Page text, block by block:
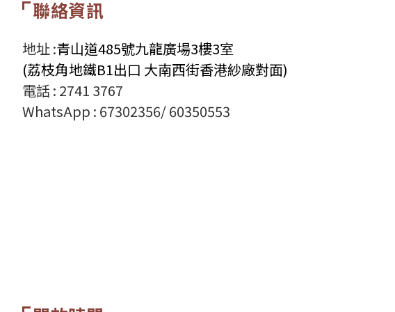
聯絡資訊
地址 :青山道485號九龍廣場3樓3室
(荔枝角地鐵B1出口 大南西街香港紗廠對面)
電話 : 2741 3767
WhatsApp : 67302356/ 60350553